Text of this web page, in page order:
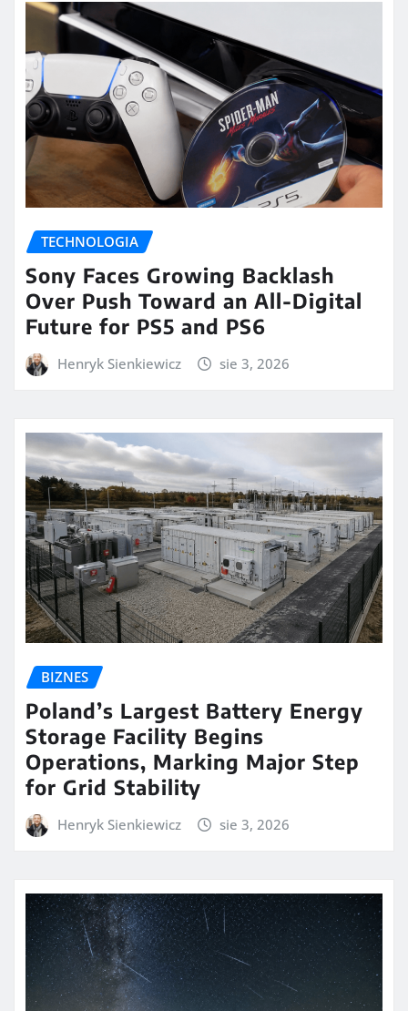
TECHNOLOGIA
Sony Faces Growing Backlash
Over Push Toward an All-Digital
Future for PS5 and PS6
Henryk Sienkiewicz sie 3, 2026
BIZNES
Poland’s Largest Battery Energy
Storage Facility Begins
Operations, Marking Major Step
for Grid Stability
Henryk Sienkiewicz sie 3, 2026